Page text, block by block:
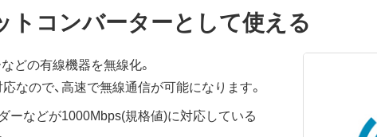
トコンバーターとして使える
どの有線機器を無線化。
なので、高速で無線通信が可能になります。
ーなどが1000Mbps(規格値)に対応している